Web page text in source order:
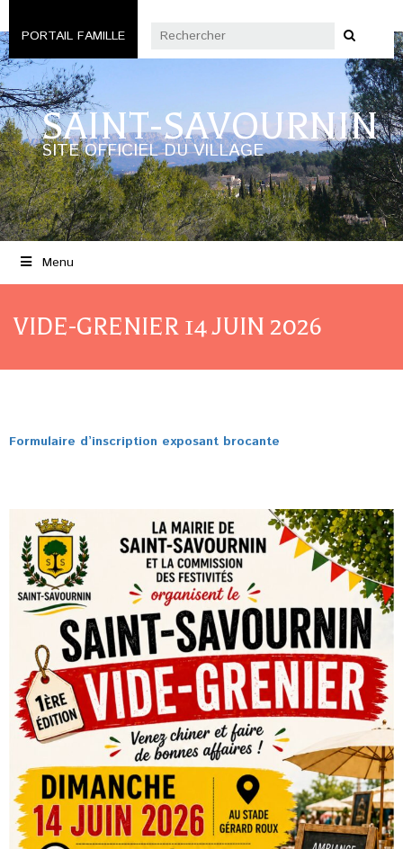
PORTAIL FAMILLE
SAINT-SAVOURNIN
SITE OFFICIEL DU VILLAGE
Menu
VIDE-GRENIER 14 JUIN 2026
Formulaire d’inscription exposant brocante